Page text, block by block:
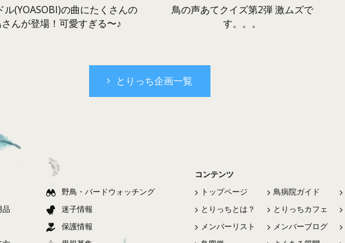
ル(YOASOBI)の曲にたくさんの
んが登場！可愛すぎる〜♪
鳥の声あてクイズ第2弾 激ムズで
す。。。
とりっち企画一覧
品
野鳥・バードウォッチング
迷子情報
保護情報
コンテンツ
トップページ
とりっちとは？
メンバーリスト
鳥病院ガイド
とりっちカフェ
メンバーブログ